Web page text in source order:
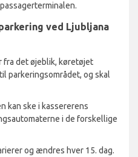
ved Ljubljana
fra det øjeblik, køretøjet
parkeringsområdet, og skal
kan ske i kassererens
i de forskellige
og ændres hver 15. dag.